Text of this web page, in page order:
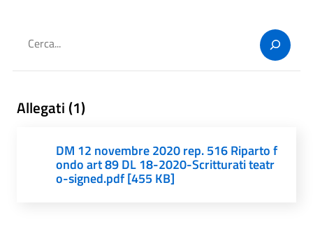
Cerca
Allegati (1)
DM 12 novembre 2020 rep. 516 Riparto f
ondo art 89 DL 18-2020-Scritturati teatr
o-signed.pdf [455 KB]